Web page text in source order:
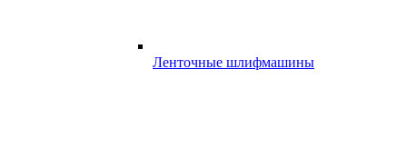
Ленточные шлифмашины